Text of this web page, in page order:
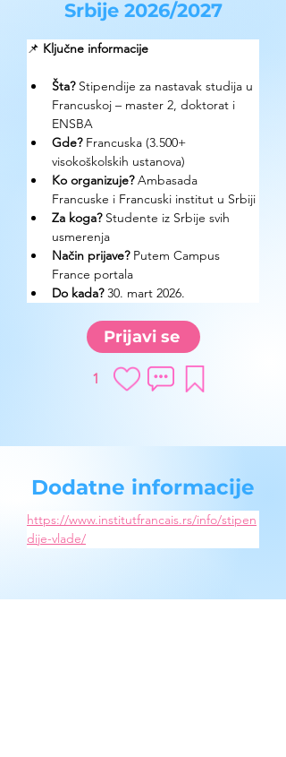
Srbije 2026/2027
📌 Ključne informacije
Šta? Stipendije za nastavak studija u
Francuskoj – master 2, doktorat i
ENSBA
Gde? Francuska (3.500+
visokoškolskih ustanova)
Ko organizuje? Ambasada
Francuske i Francuski institut u Srbiji
Za koga? Studente iz Srbije svih
usmerenja
Način prijave? Putem Campus
France portala
Do kada? 30. mart 2026.
Prijavi se
1
Dodatne informacije
https://www.institutfrancais.rs/info/stipen
dije-vlade/